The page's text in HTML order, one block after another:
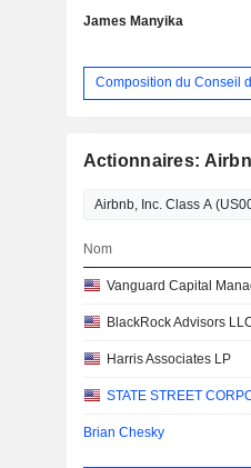
James Manyika
Composition du Conseil
Actionnaires:
Nom
Vanguard Capital
BlackRock Advisors
Harris Associates LP
STATE STREET
Brian Chesky